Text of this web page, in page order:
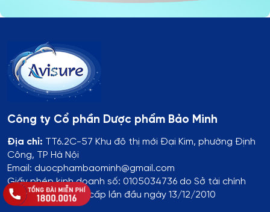
Công ty Cổ phần Dược phẩm Bảo Minh
Địa chỉ: TT6.2C-57 Khu đô thị mới Đại Kim, phường Định
Công, TP Hà Nội
Email: duocphambaominh@gmail.com
Giấy phép kinh doanh số: 0105034736 do Sở tài chính
Thành phố Hà Nội cấp lần đầu ngày 13/12/2010